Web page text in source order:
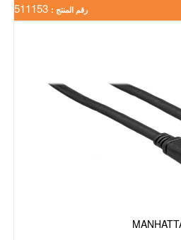
رقم المنتج :